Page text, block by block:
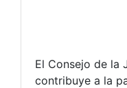
El Consejo de la
contribuye a la